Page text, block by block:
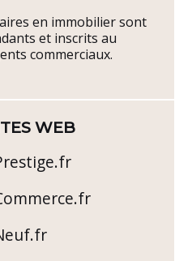
en immobilier sont
et inscrits au
commerciaux.
WEB